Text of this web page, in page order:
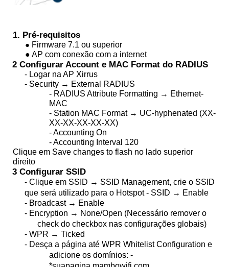
1. Pré-requisitos
● Firmware 7.1 ou superior
● AP com conexão com a internet
2 Configurar Account e MAC Format do RADIUS
- Logar na AP Xirrus
- Security → External RADIUS
- RADIUS Attribute Formatting → Ethernet-
MAC
- Station MAC Format → UC-hyphenated (XX-
XX-XX-XX-XX-XX)
- Accounting On
- Accounting Interval 120
Clique em Save changes to flash no lado superior
direito
3 Configurar SSID
-Clique em SSID → SSID Management, crie o SSID
que será utilizado para o Hotspot - SSID → Enable
- Broadcast → Enable
- Encryption → None/Open (Necessário remover o
check do checkbox nas configurações globais)
- WPR → Ticked
- Desça a página até WPR Whitelist Configuration e
adicione os domínios: -